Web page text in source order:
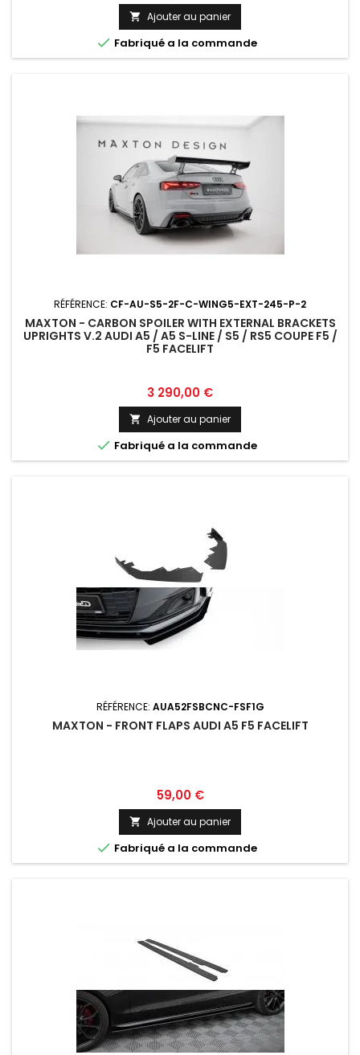
 Ajouter au panier
 Fabriqué a la commande
RÉFÉRENCE: CF-AU-S5-2F-C-WING5-EXT-245-P-2
MAXTON - CARBON SPOILER WITH EXTERNAL BRACKETS
UPRIGHTS V.2 AUDI A5 / A5 S-LINE / S5 / RS5 COUPE F5 /
F5 FACELIFT
Prix
3 290,00 €
 Ajouter au panier
 Fabriqué a la commande
RÉFÉRENCE: AUA52FSBCNC-FSF1G
MAXTON - FRONT FLAPS AUDI A5 F5 FACELIFT
Prix
59,00 €
 Ajouter au panier
 Fabriqué a la commande